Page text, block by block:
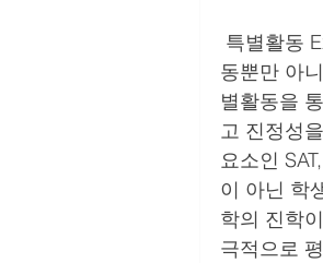
동뿐만 아
별활동을
고 진정성
요소인
이 아닌 학
학의 진학
극적으로